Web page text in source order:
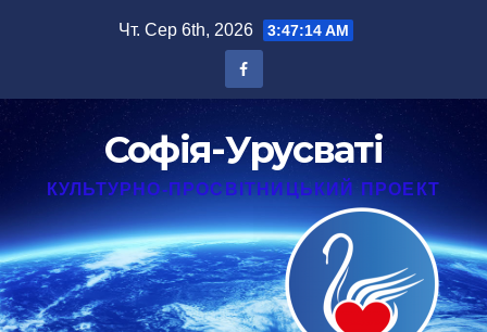
Чт. Сер 6th, 2026 3:47:15 AM
Софія-Урусваті
КУЛЬТУРНО-ПРОСВІТНИЦЬКИЙ ПРОЕКТ